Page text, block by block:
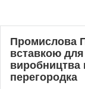
Промислова
вставкою
виробництва
перегородка